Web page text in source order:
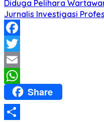
Diduga Pelihara
Jurnalis Investigasi
Facebook
Twitter
Email
WhatsApp
Share